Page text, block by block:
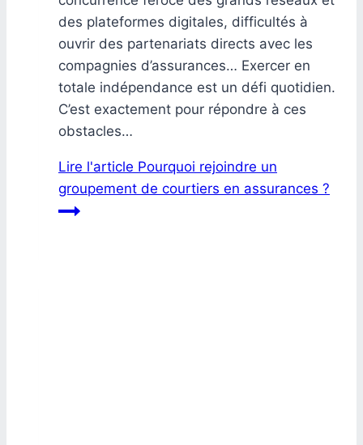
des plateformes digitales, difficultés à
ouvrir des partenariats directs avec les
compagnies d’assurances… Exercer en
totale indépendance est un défi quotidien.
C’est exactement pour répondre à ces
obstacles…
Lire l'article Pourquoi rejoindre un
groupement de courtiers en assurances ?